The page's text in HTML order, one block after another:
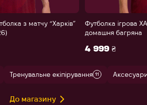
з матчу “Харків”
Футболка ігрова
домашня багряна
4 999 ₴
Тренувальне екіпірування 11
До магазину